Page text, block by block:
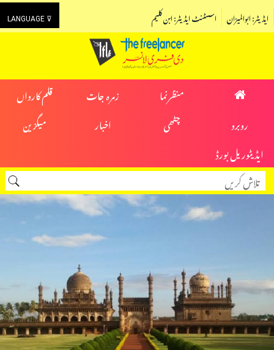
LANGUAGE ⊽ اسسٹنٹ ایڈیٹر: ابن کلیم ایڈیٹر: ابوالمیزان
منظرنما زمرہ جات
قلم کارواں
روبرو
چٹھی اخبار
میگزین
ایڈیٹوریل بورڈ